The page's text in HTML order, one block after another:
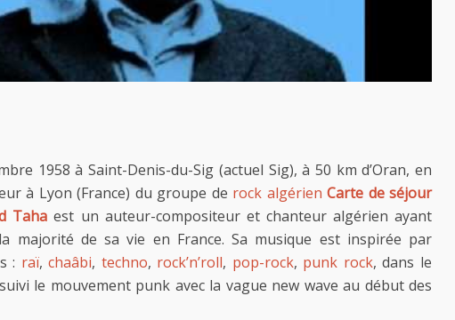
1958 à Saint-Denis-du-Sig (actuel Sig), à 50 km d’Oran, en
à Lyon (France) du groupe de rock algérien Carte de séjour
Taha est un auteur-compositeur et chanteur algérien ayant
majorité de sa vie en France. Sa musique est inspirée par
: raï,chaâbi, techno, rock’n’roll, pop-rock, punk rock, dans le
le mouvement punk avec la vague new wave au début des